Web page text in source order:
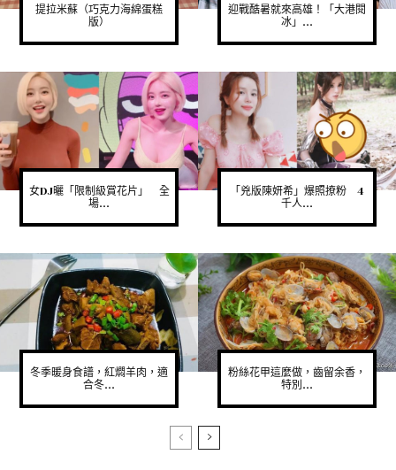
提拉米蘇（巧克力海綿蛋糕
版）
迎戰酷暑就來高雄！「大港閱
冰」...
女DJ曬「限制級賞花片」 全
場...
「兇版陳妍希」爆照撩粉 4
千人...
冬季暖身食譜，紅燜羊肉，適
合冬...
粉絲花甲這麼做，齒留余香，
特別...